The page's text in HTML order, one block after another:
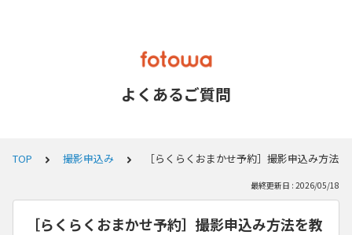
よくあるご質問
TOP 撮影申込み ［らくらくおまかせ予約］撮影申込み方法
最終更新日 : 2026/05/18
［らくらくおまかせ予約］撮影申込み方法を教